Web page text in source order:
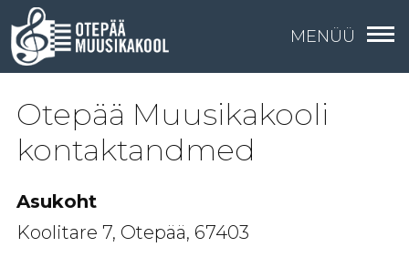
Otepää Muusikakooli
kontaktandmed
Asukoht
Koolitare 7, Otepää, 67403
MENÜÜ